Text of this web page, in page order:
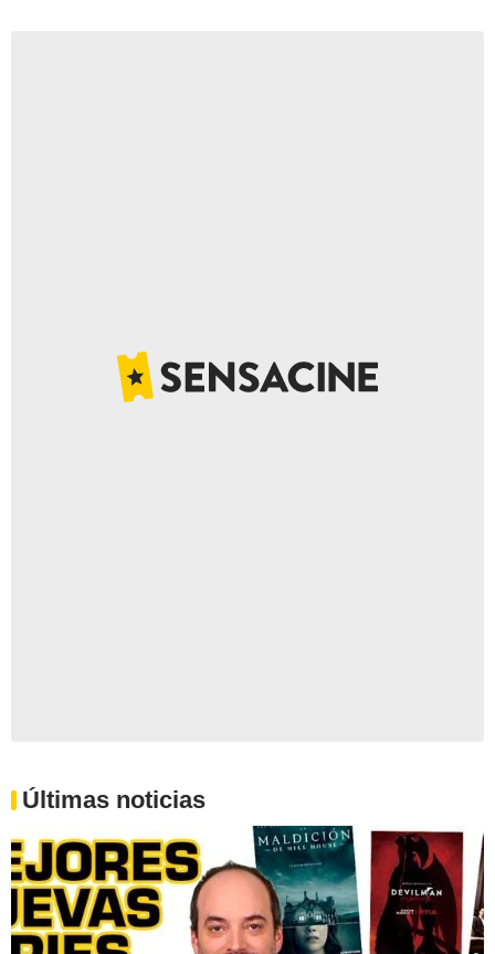
Últimas noticias